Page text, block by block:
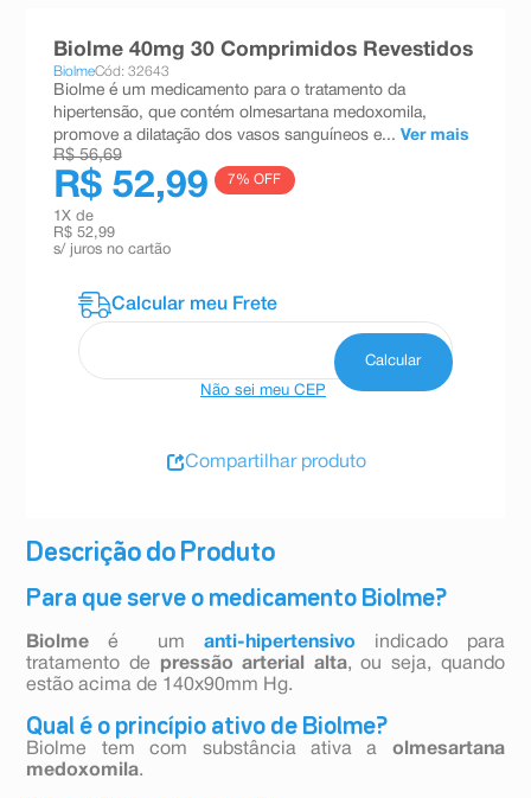
Descrição do Produto
Para que serve o medicamento Biolme?
Biolme é um anti-hipertensivo
indicado para
tratamento de pressão arterial alta, ou seja, quando
estão acima de 140x90mm Hg.
Qual é o princípio ativo de Biolme?
Biolme tem com substância ativa a olmesartana
medoxomila.
Biolme 40mg 30 Comprimidos Revestidos
BiolmeCód: 32643
Biolme é um medicamento para o tratamento da
hipertensão, que contém olmesartana medoxomila,
promove a dilatação dos vasos sanguíneos e... Ver mais
R$ 56,69
R$ 52,99 7% OFF
1 X de
R$ 52,99
s/ juros no cartão
Não sei meu CEP
Compartilhar produto
absorvente
ºshampoo